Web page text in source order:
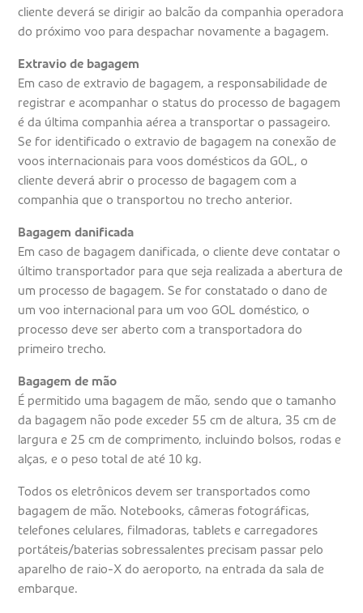
cliente deverá se dirigir ao balcão da companhia operadora
do próximo voo para despachar novamente a bagagem.
Extravio de bagagem
Em caso de extravio de bagagem, a responsabilidade de
registrar e acompanhar o status do processo de bagagem
é da última companhia aérea a transportar o passageiro.
Se for identificado o extravio de bagagem na conexão de
voos internacionais para voos domésticos da GOL, o
cliente deverá abrir o processo de bagagem com a
companhia que o transportou no trecho anterior.
Bagagem danificada
Em caso de bagagem danificada, o cliente deve contatar o
último transportador para que seja realizada a abertura de
um processo de bagagem. Se for constatado o dano de
um voo internacional para um voo GOL doméstico, o
processo deve ser aberto com a transportadora do
primeiro trecho.
Bagagem de mão
É permitido uma bagagem de mão, sendo que o tamanho
da bagagem não pode exceder 55 cm de altura, 35 cm de
largura e 25 cm de comprimento, incluindo bolsos, rodas e
alças, e o peso total de até 10 kg.
Todos os eletrônicos devem ser transportados como
bagagem de mão. Notebooks, câmeras fotográficas,
telefones celulares, filmadoras, tablets e carregadores
portáteis/baterias sobressalentes precisam passar pelo
aparelho de raio-X do aeroporto, na entrada da sala de
embarque.